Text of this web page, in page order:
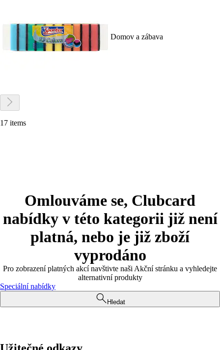
Domov a zábava
17 items
Omlouváme se, Clubcard
nabídky v této kategorii již není
platná, nebo je již zboží
vyprodáno
Pro zobrazení platných akcí navštivte naši Akční stránku a vyhledejte
alternativní produkty
Speciální nabídky
Hledat